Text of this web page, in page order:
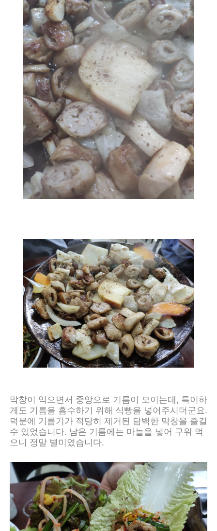
막창이 익으면서 중앙으로 기름이 모이는데, 특이하
게도 기름을 흡수하기 위해 식빵을 넣어주시더군요.
덕분에 기름기가 적당히 제거된 담백한 막창을 즐길
수 있었습니다. 남은 기름에는 마늘을 넣어 구워 먹
으니 정말 별미였습니다.